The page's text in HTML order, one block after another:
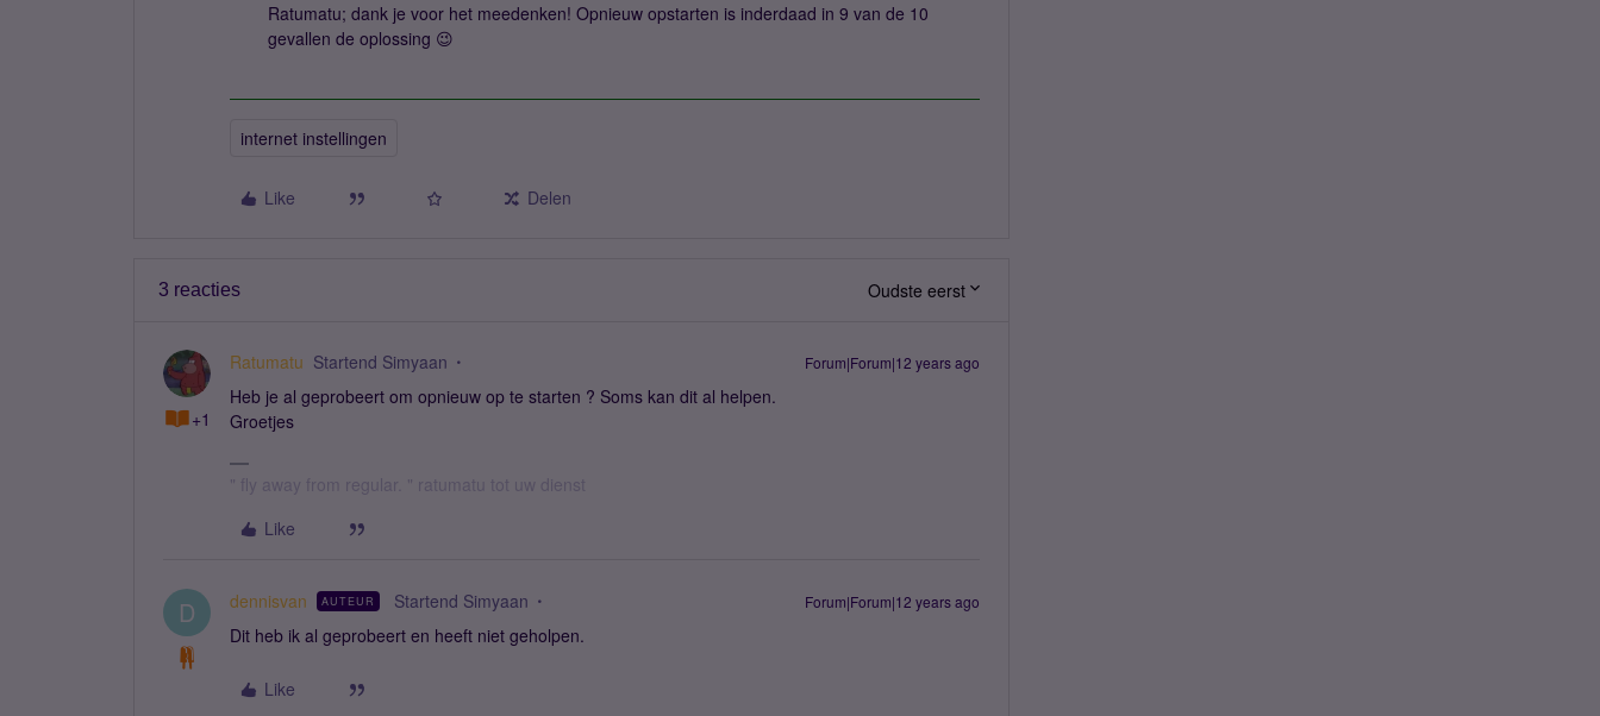
Ratumatu; dank je voor het meedenken! Opnieuw opstarten is inderdaad in 9 van de 10
gevallen de oplossing 😉
internet instellingen
Like Delen
3 reacties Oudste eerst
+1
Ratumatu Startend Simyaan Forum|Forum|12 years ago
Heb je al geprobeert om opnieuw op te starten ? Soms kan dit al helpen.
Groetjes
" fly away from regular. " ratumatu tot uw dienst
Like
D dennisvan AUTEUR Startend Simyaan Forum|Forum|12 years ago
Dit heb ik al geprobeert en heeft niet geholpen.
Like